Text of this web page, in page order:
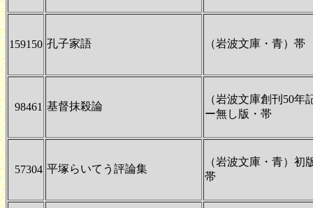
159150 孔子家語 （岩波文庫・青）帯
98461 基督抹殺論
（岩波文庫創刊50年
ー無し版・帯
57304 平塚らいてう評論集
（岩波文庫・青）初
帯